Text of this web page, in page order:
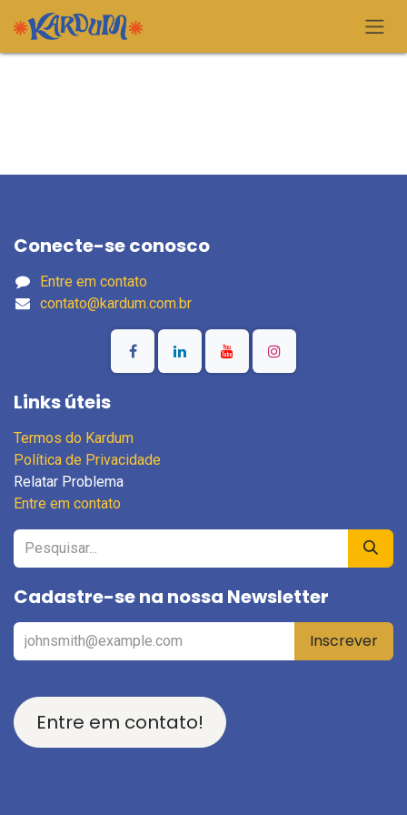
Pular para o conteúdo
Conecte-se conosco
Entre em contato
contato@kardum.com.br
Links úteis
Termos do Kardum
Política de Privacidade
Relatar Problema
Entre em contato
Cadastre-se na nossa Newsletter
Inscrever
Entre em contato!